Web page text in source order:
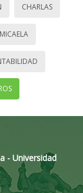
CHARLAS
- Universidad